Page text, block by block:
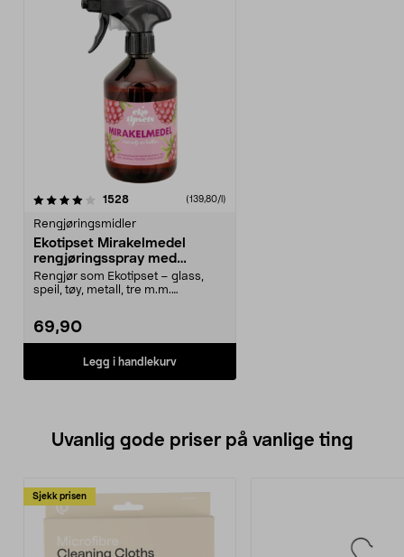
1528anmeldelser(139,80/l)
Rengjøringsmidler
Ekotipset Mirakelmedel
rengjøringsspray med
bringebærduft, 500 ml
Rengjør som Ekotipset – glass,
speil, tøy, metall, tre m.m.
69,90
Legg i handlekurv
Uvanlig gode priser på vanlige ting
Sjekk prisen